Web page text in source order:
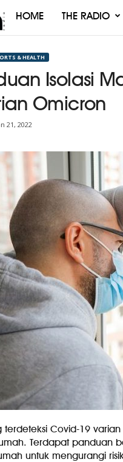
Brava
HOME THE RADIO
& HEALTH
Isolasi
Omicron
21, 2022
terdeteksi Covid-19
Terdapat panduan
untuk mengurangi